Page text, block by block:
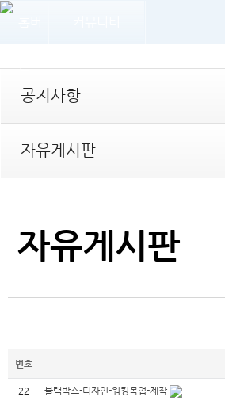
공지사항
자유게시판
자유게시판
번호
22 블랙박스-디자인-워킹목업-제작